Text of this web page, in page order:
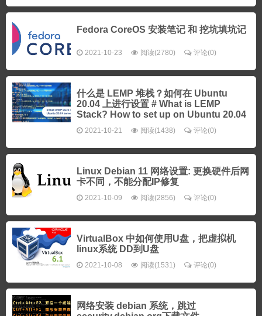
Fedora CoreOS 安装笔记 和 挖坑填坑记
2021-10-23 阅读(2780) 评论(0)
什么是 LEMP 堆栈？如何在 Ubuntu
20.04 上进行设置 # What is LEMP
Stack? How to set up on Ubuntu 20.04
2021-10-21 阅读(1438) 评论(0)
Linux Debian 11 网络设置: 更换硬件后网
卡不同，不能分配IP修复
2021-10-09 阅读(2856) 评论(0)
VirtualBox 中如何使用U盘，把虚拟机
linux系统 DD到U盘
2021-10-08 阅读(1531) 评论(0)
网络安装 debian 系统，跳过